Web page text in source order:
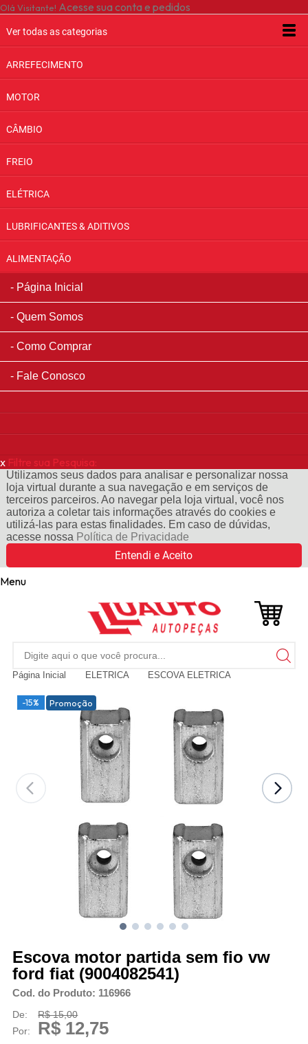
Olá Visitante! Acesse sua conta e pedidos
Ver todas as categorias
ARREFECIMENTO
MOTOR
CÂMBIO
FREIO
ELÉTRICA
LUBRIFICANTES & ADITIVOS
ALIMENTAÇÃO
Página Inicial
Quem Somos
Como Comprar
Fale Conosco
x Filtre sua Pesquisa:
Utilizamos seus dados para analisar e personalizar nossa
loja virtual durante a sua navegação e em serviços de
terceiros parceiros. Ao navegar pela loja virtual, você nos
autoriza a coletar tais informações através do cookies e
utilizá-las para estas finalidades. Em caso de dúvidas,
acesse nossa Política de Privacidade
Entendi e Aceito
Menu
Página Inicial ELETRICA ESCOVA ELETRICA
-15% Promoção
Escova motor partida sem fio vw
ford fiat (9004082541)
Cod. do Produto: 116966
De:
R$ 15,00
Por:
R$ 12,75